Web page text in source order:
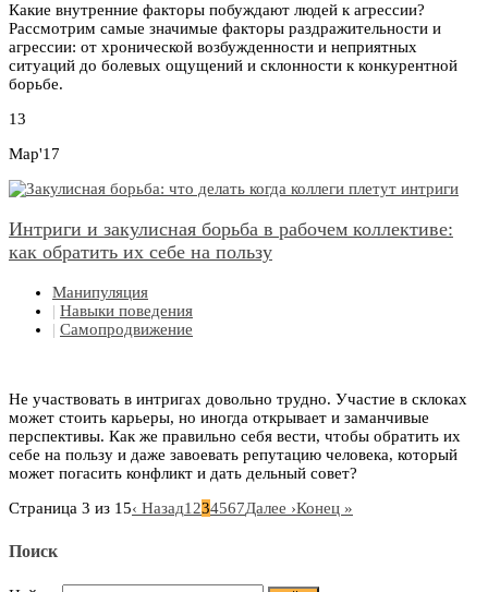
Какие внутренние факторы побуждают людей к агрессии?
Рассмотрим самые значимые факторы раздражительности и
агрессии: от хронической возбужденности и неприятных
ситуаций до болевых ощущений и склонности к конкурентной
борьбе.
13
Мар'17
Интриги и закулисная борьба в рабочем коллективе:
как обратить их себе на пользу
Манипуляция
| Навыки поведения
| Самопродвижение
Не участвовать в интригах довольно трудно. Участие в склоках
может стоить карьеры, но иногда открывает и заманчивые
перспективы. Как же правильно себя вести, чтобы обратить их
себе на пользу и даже завоевать репутацию человека, который
может погасить конфликт и дать дельный совет?
Страница 3 из 15‹ Назад1234567Далее ›Конец »
Поиск